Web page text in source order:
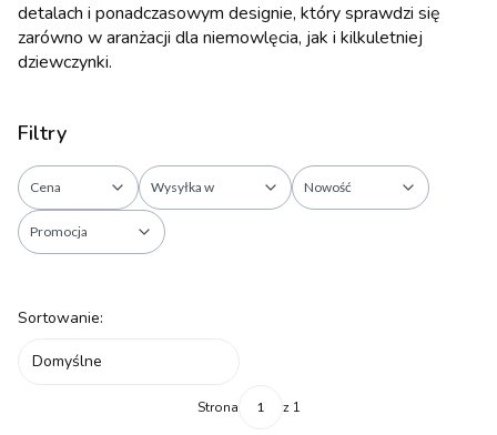
detalach i ponadczasowym designie, który sprawdzi się
zarówno w aranżacji dla niemowlęcia, jak i kilkuletniej
dziewczynki.
Filtry
Cena Wysyłka w Nowość
Promocja
Lista produktów
Sortowanie:
Domyślne
Strona z 1